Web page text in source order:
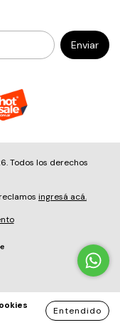
Entendido
Todos los derechos
ingresá acá.
Marca-----